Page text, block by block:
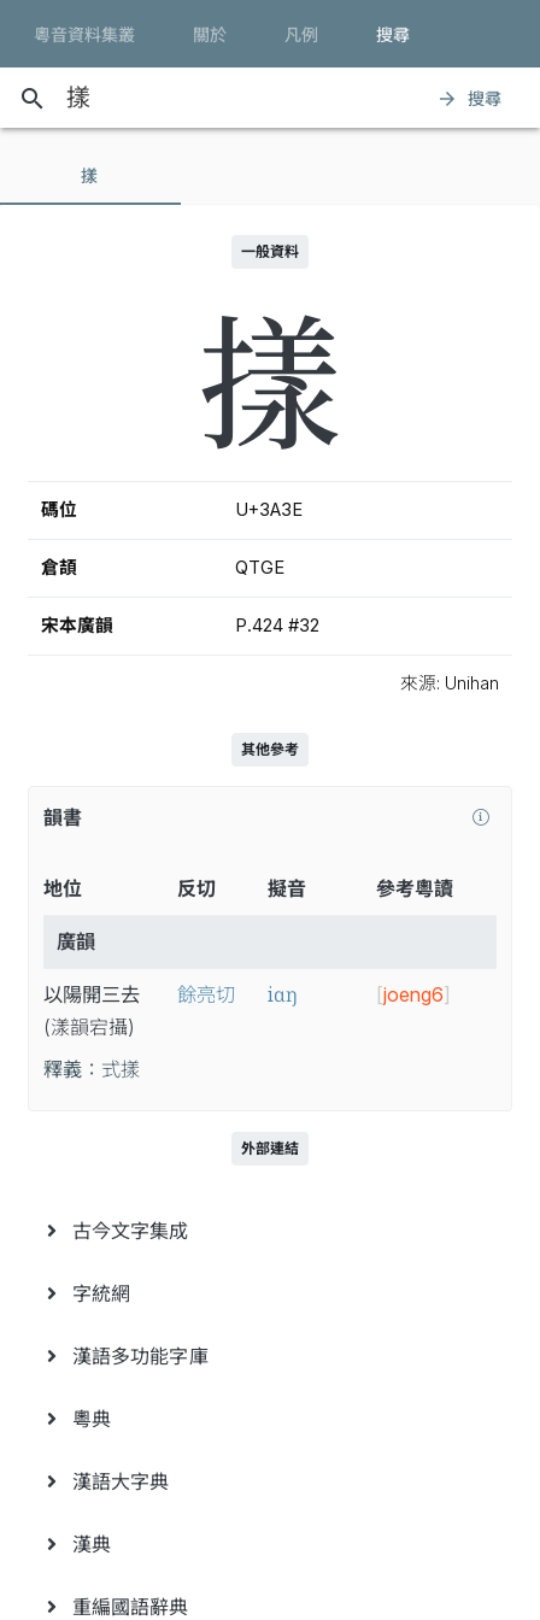
粵音資料集叢 關於 凡例 搜尋
search arrow_forward 搜尋
㨾
一般資料
㨾
碼位 U+3A3E
倉頡 QTGE
宋本廣韻 P.424 #32
來源: Unihan
其他參考
韻書
地位 反切 擬音 參考粵讀
廣韻
以陽開三去
(漾韻宕攝)
餘亮切 iɑŋ [joeng6]
釋義： 式㨾
外部連結
古今文字集成
字統網
漢語多功能字庫
粵典
漢語大字典
漢典
重編國語辭典